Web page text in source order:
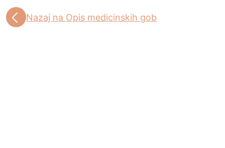
Nazaj na Opis medicinskih gob